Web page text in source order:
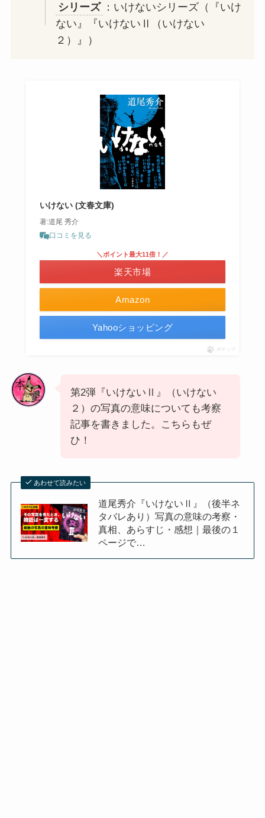
シリーズ ：いけないシリーズ（『いけ
ない』『いけないⅡ（いけない
２）』）
いけない (文春文庫)
著:道尾 秀介
口コミを見る
Amazon
＼ポイント最大11倍！／
楽天市場
Yahooショッピング
ポチップ
第2弾『いけないⅡ』（いけない
２）の写真の意味についても考察
記事を書きました。こちらもぜ
ひ！
あわせて読みたい
道尾秀介『いけないⅡ』（後半ネ
タバレあり）写真の意味の考察・
真相、あらすじ・感想｜最後の１
ページで…